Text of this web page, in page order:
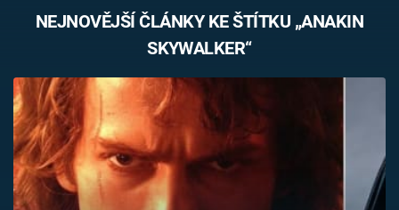
Témata
Pořady
TV Program
NEJNOVĚJŠÍ ČLÁNKY KE ŠTÍTKU „ANAKIN
SKYWALKER“